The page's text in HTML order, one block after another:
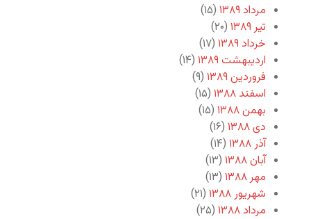
مرداد ۱۳۸۹
(۱۵)
تیر ۱۳۸۹
(۲۰)
خرداد ۱۳۸۹
(۱۷)
اردیبهشت ۱۳۸۹
(۱۴)
فروردین ۱۳۸۹
(۹)
اسفند ۱۳۸۸
(۱۵)
بهمن ۱۳۸۸
(۱۵)
دی ۱۳۸۸
(۱۶)
آذر ۱۳۸۸
(۱۴)
آبان ۱۳۸۸
(۱۳)
مهر ۱۳۸۸
(۱۳)
شهریور ۱۳۸۸
(۲۱)
مرداد ۱۳۸۸
(۲۵)